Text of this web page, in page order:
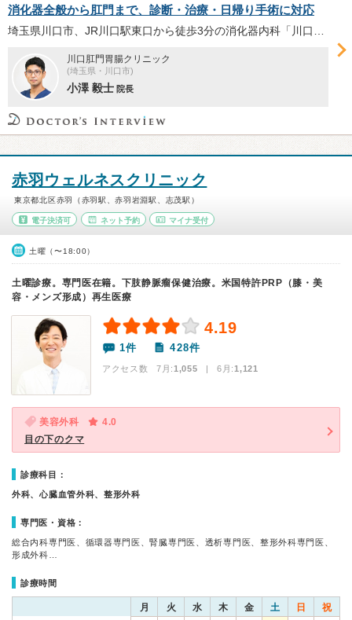
消化器全般から肛門まで、診断・治療・日帰り手術に対応
川口肛門胃腸クリニック
(埼玉県・川口市)
小澤 毅士 院長
赤羽ウェルネスクリニック
東京都北区赤羽（赤羽駅、赤羽岩淵駅、志茂駅）
電子決済可 ネット予約 マイナ受付
土曜（〜18:00）
土曜診療。専門医在籍。下肢静脈瘤保健治療。米国特許PRP（膝・美
容・メンズ形成）再生医療
4.19
1件 428件
アクセス数 7月:1,055 | 6月:1,121
美容外科
4.0
目の下のクマ
診療科目：
外科、心臓血管外科、整形外科
専門医・資格：
総合内科専門医、循環器専門医、腎臓専門医、透析専門医、整形外科専門医、
形成外科…
診療時間
月 火 水 木 金 土 日 祝